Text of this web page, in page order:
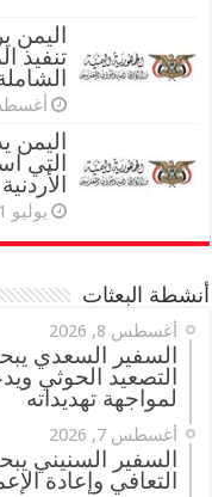
اليمن
تنفيذ
أغسطس 1,
اليمن
التي
يوليو 31, 2026
أنشطة البعثات
أغسطس 8, 2026
السفير السعدي
التصعيد الحوثي
لمواجهة تهديداته
أغسطس 7, 2026
السفير السنيني
التعافي وإعادة